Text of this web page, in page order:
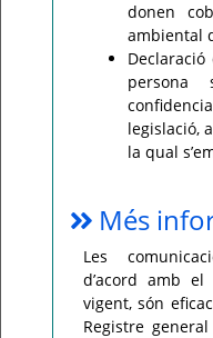
donen
ambiental
persona
legislació,
la qual
Més
Les
d’acord amb
vigent, són
Registre